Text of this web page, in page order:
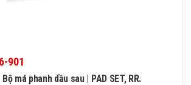
901
má phanh dầu sau | PAD SET, RR.